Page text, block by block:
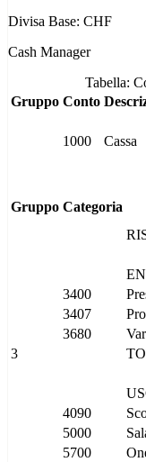
Divisa Base: CHF
Cash Manager
Tabella:
Gruppo Conto
1000 Cassa
Gruppo Categoria
3400
3407
3680
3
4090
5000
5700